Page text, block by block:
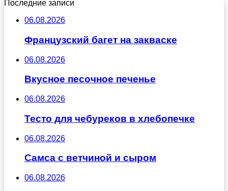
Последние записи
06.08.2026
Французский багет на закваске
06.08.2026
Вкусное песочное печенье
06.08.2026
Тесто для чебуреков в хлебопечке
06.08.2026
Самса с ветчиной и сыром
06.08.2026